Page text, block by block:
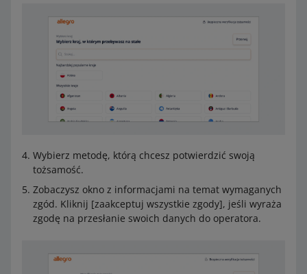
Wybierz metodę, którą chcesz potwierdzić swoją
tożsamość.
Zobaczysz okno z informacjami na temat wymaganych
zgód. Kliknij [zaakceptuj wszystkie zgody], jeśli wyraża
zgodę na przesłanie swoich danych do operatora.